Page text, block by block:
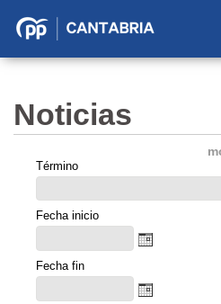
Partido
Cantabria
Noticias
Término
Fecha inicio
Fecha fin